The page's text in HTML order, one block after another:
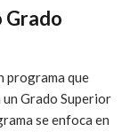
Grado
programa que
Grado Superior
se enfoca en